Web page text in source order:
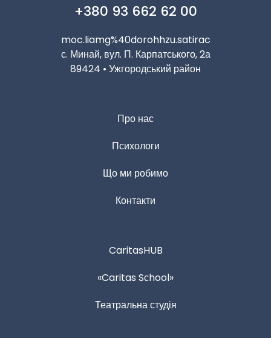
+380 93 662 62 00
moc.liamg%40dorohhzu.satirac
с. Минай, вул. П. Карпатського, 2а
89424 • Ужгородський район
Про нас
Психологи
Що ми робимо
Контакти
CaritasHUB
«Caritas Sсhool»
Театральна студія